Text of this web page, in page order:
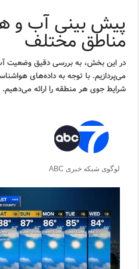
پیش بینی آب و
مناطق مختلف
در این بخش، به بررسی دقیق وضعیت
می‌پردازیم. با توجه به داده‌های
شرایط جوی هر منطقه را ارائه می‌دهیم.
لوگوی شبکه خبری ABC